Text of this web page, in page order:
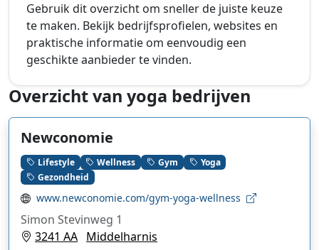
Gebruik dit overzicht om sneller de juiste keuze
te maken. Bekijk bedrijfsprofielen, websites en
praktische informatie om eenvoudig een
geschikte aanbieder te vinden.
Overzicht van yoga bedrijven
Newconomie
Lifestyle Wellness Gym
Yoga
Gezondheid
www.newconomie.com/gym-yoga-wellness
Simon Stevinweg 1
3241 AA Middelharnis